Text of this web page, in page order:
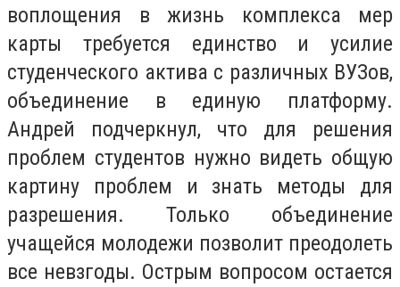
воплощения в жизнь комплекса мер
карты требуется единство и усилие
студенческого актива с различных ВУЗов,
объединение в единую платформу.
Андрей подчеркнул, что для решения
проблем студентов нужно видеть общую
картину проблем и знать методы для
разрешения. Только объединение
учащейся молодежи позволит преодолеть
все невзгоды. Острым вопросом остается